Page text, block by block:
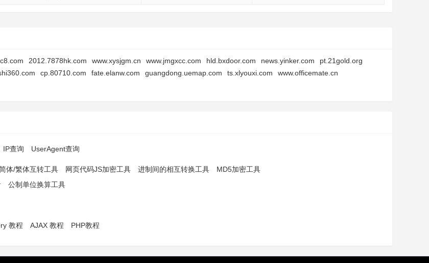
2012.7878hk.com www.xysjgm.cn www.jmgxcc.com hld.bxdoor.com news.yinker.com
pt.21gold.org
cp.80710.com fate.elanw.com guangdong.uemap.com ts.xlyouxi.com
www.officemate.cn
IP查询 UserAgent查询
体/繁体互转工具 网页代码JS加密工具 进制间的相互转换工具
MD5加密工具
公制单位换算工具
教程 AJAX 教程 PHP教程